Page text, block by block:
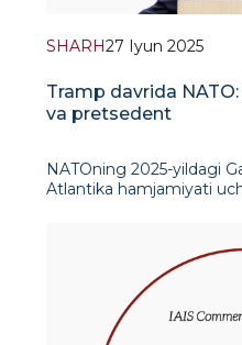
SHARH27 Iyun 2025
Tramp davrida
va pretsedent
NATOning 2025-yildagi
Atlantika hamjamiyati
mojarolar va alyansning
birdamligi haqidagi o‘sib